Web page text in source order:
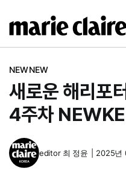
텐
NEWNEW
새로운 해리포
4주차
editor 최 정윤 2025년